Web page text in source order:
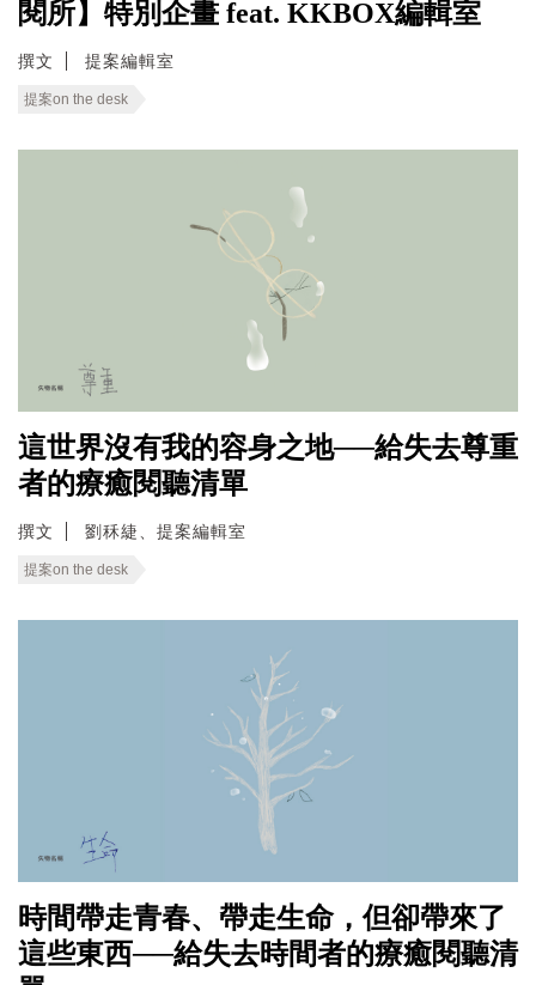
閱所】特別企畫 feat. KKBOX編輯室
撰文 提案編輯室
提案on the desk
這世界沒有我的容身之地──給失去尊重
者的療癒閱聽清單
撰文 劉秝緁、提案編輯室
提案on the desk
時間帶走青春、帶走生命，但卻帶來了
這些東西──給失去時間者的療癒閱聽清